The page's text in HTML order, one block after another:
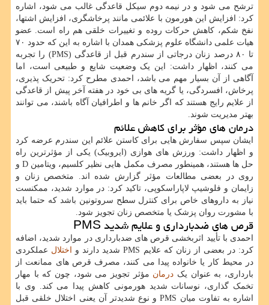
ترشح می شود و در نیمه دوم سیکل قاعدگی غالب می شود، اشاره
کرد: افزایش این هورمون با علائمی مانند پرخاشگری، افزایش اشتها،
نفخ شکم، کاهش حرکات روده و تغییرات خلقی هم راه است. عضو
هیات علمی دانشگاه علوم پزشکی همدان با اشاره به این که حدود ۷۰
تا ۸۰ درصد زنان درجاتی از سندرم قبل از قاعدگی (PMS) را تجربه
می کنند، اظهار داشت: این یک وضعیت شایع و طبیعی است، اما
آگاهی از آن بسیار مهم می باشد، احمدی مطرح کرد: تحریک پذیری،
پرخاش، افسردگی، یا گریه های بی خود در هفته آخر پیش از قاعدگی
از علایم رایج هستند که اگر خانم ها و اطرافیان آگاه باشند، می توانند
بهتر مدیریت شوند.
درمان های مؤثر برای کاهش علائم
ایشان سپس سفارش هایی برای کاستن علائم این سندرم عرضه کرد
و اظهار داشت: ورزش های هوازی (ایروبیک) یکی از مؤثرترین راه
حل ها هستند، همینطور مصرف مکمل هایی نظیر کلسیم، ویتامین D و
روی در بعضی مطالعات مؤثر گزارش شده اند. متخصص زنان و
زایمان و فلوشیپ لاپاراسکوپی، تاکید کرد: در موارد شدید، ممکنست
نیاز به داروهای خاص برای کنترل سطح سروتونین باشد که حتما باید
با مشورت روان پزشک یا متخصص زنان تجویز شود.
قرص های ضدبارداری و علایم شدید PMS
احمدی با تأیید اثربخشی قرص های ضدبارداری در موارد شدید، اضافه
کرد: در بعضی از زنان که علایم PMS شدید دارند و
اختلال عملکردی
در محیط کار یا خانواده پیدا می کنند، مصرف قرص های ممانعت از
بارداری، به عنوان یک درمان مؤثر تجویز می شود، چون که با مهار
تخمک گذاری، نوسانات شدید هورمونی کاهش پیدا می کند. وی با
اشاره به تفاوت میان PMS و نوع شدیدتر آن یعنی اختلال خلقی قبل